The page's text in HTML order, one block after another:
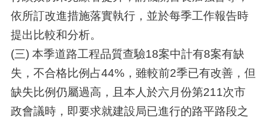
依所訂改進措施落實執行，並於每季工作報告時
提出比較和分析。
(三) 本季道路工程品質查驗18案中計有8案有缺
失，不合格比例占44%，雖較前2季已有改善，但
缺失比例仍屬過高，且本人於六月份第211次市
政會議時，即要求就建設局已進行的路平路段之